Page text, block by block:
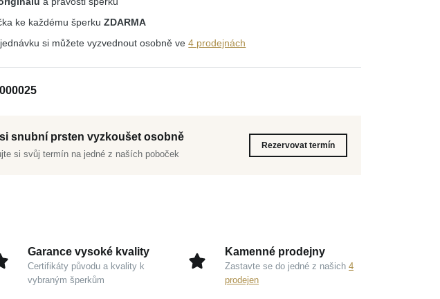
ke každému šperkuZDARMA
si můžete vyzvednout osobně ve4 prodejnách
snubní prsten vyzkoušet osobně
si svůj termín na jedné z naších poboček
Rezervovat termín
Garance vysoké kvality
Certifikáty původu a kvality k
vybraným šperkům
Kamenné prodejny
Zastavte se do jedné z našich 4
prodejen